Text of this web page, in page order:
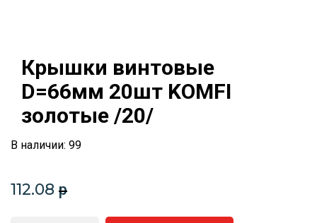
Крышки винтовые
D=66мм 20шт KOMFI
золотые /20/
В наличии: 99
112.08 p